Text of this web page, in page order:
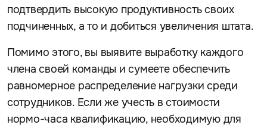
подтвердить высокую продуктивность своих
подчиненных, а то и добиться увеличения штата.
Помимо этого, вы выявите выработку каждого
члена своей команды и сумеете обеспечить
равномерное распределение нагрузки среди
сотрудников. Если же учесть в стоимости
нормо-часа квалификацию, необходимую для